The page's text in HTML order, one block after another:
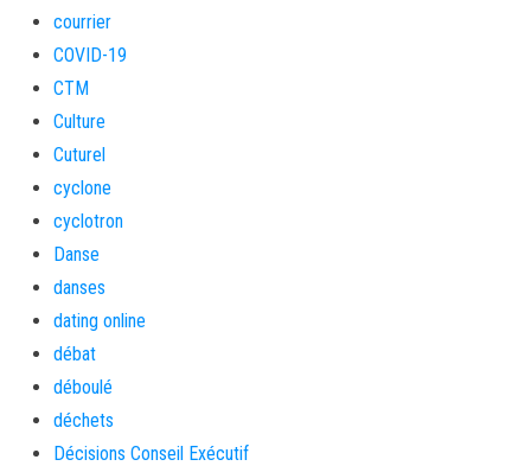
courrier
COVID-19
CTM
Culture
Cuturel
cyclone
cyclotron
Danse
danses
dating online
débat
déboulé
déchets
Décisions Conseil Exécutif